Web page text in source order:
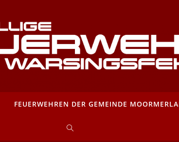
FEUERWEHREN DER GEMEINDE
WEBSITE-